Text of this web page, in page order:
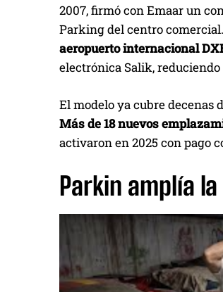
2007, firmó con Emaar un
Parking del centro comercial.
aeropuerto internacional
electrónica Salik,
El modelo ya cubre decenas
Más de 18 nuevos
activaron en 2025 con pago
Parkin amplía